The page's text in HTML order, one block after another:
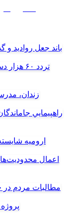
باند جعل روادید
تردد ۶۰
زندان،
راهپيمايي
اروميه
اعمال
مطالبات مردم در
247